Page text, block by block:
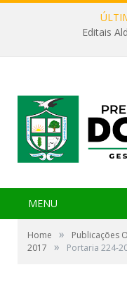
Editais
MENU
Home » Publicações
2017
» Portaria 224-